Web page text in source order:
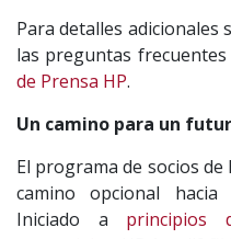
Para detalles adicionales
las preguntas
de Prensa HP.
Un camino para un
El programa de socios
camino opcional
Iniciado a principios